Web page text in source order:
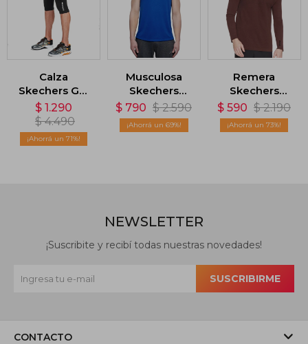
Calza
Skechers GO
Therm360™ -
Negro
$ 1.290
$ 4.490
71
Musculosa
Skechers
Event Singlet -
Azul
$ 790 $ 2.590
69
Remera
Skechers
Seamless -
Rojo
$ 590 $ 2.190
73
CONTACTO
NEWSLETTER
¡Suscribite y recibí todas nuestras novedades!
SUSCRIBIRME